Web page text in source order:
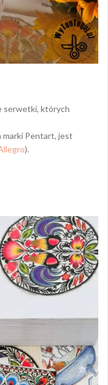
serwetki, których
marki Pentart, jest
).